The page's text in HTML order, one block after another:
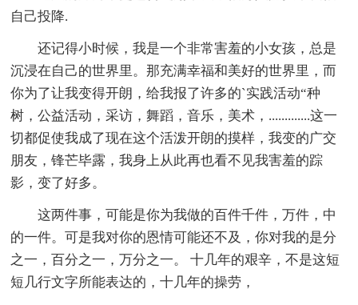
自己投降.
还记得小时候，我是一个非常害羞的小女孩，总是
沉浸在自己的世界里。那充满幸福和美好的世界里，而
你为了让我变得开朗，给我报了许多的`实践活动“种
树，公益活动，采访，舞蹈，音乐，美术，.............这一
切都促使我成了现在这个活泼开朗的摸样，我变的广交
朋友，锋芒毕露，我身上从此再也看不见我害羞的踪
影，变了好多。
这两件事，可能是你为我做的百件千件，万件，中
的一件。可是我对你的恩情可能还不及，你对我的是分
之一，百分之一，万分之一。 十几年的艰辛，不是这短
短几行文字所能表达的，十几年的操劳，